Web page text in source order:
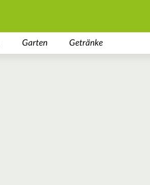
Garten Getränke